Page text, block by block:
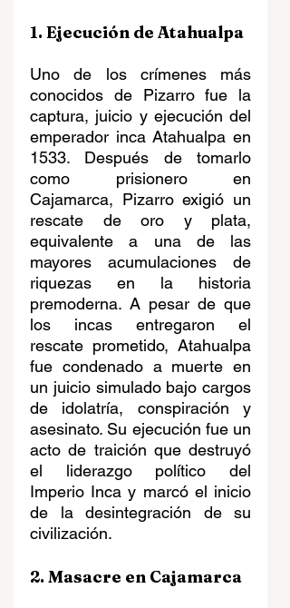
1. Ejecución de Atahualpa
Uno de los crímenes más
conocidos de Pizarro fue la
captura, juicio y ejecución del
emperador inca Atahualpa en
1533. Después de tomarlo
como prisionero en
Cajamarca, Pizarro exigió un
rescate de oro y plata,
equivalente a una de las
mayores acumulaciones de
riquezas en la historia
premoderna. A pesar de que
los incas entregaron el
rescate prometido, Atahualpa
fue condenado a muerte en
un juicio simulado bajo cargos
de idolatría, conspiración y
asesinato. Su ejecución fue un
acto de traición que destruyó
el liderazgo político del
Imperio Inca y marcó el inicio
de la desintegración de su
civilización.
2. Masacre en Cajamarca